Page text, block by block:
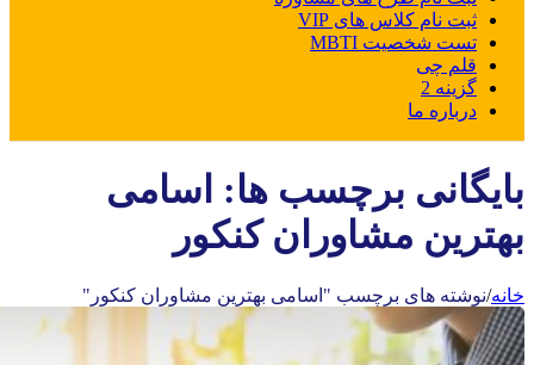
ثبت نام کلاس های VIP
تست شخصیت MBTI
قلم چی
گزینه 2
درباره ما
بایگانی برچسب ها: اسامی
بهترین مشاوران کنکور
خانه/نوشته های برچسب "اسامی بهترین مشاوران کنکور"